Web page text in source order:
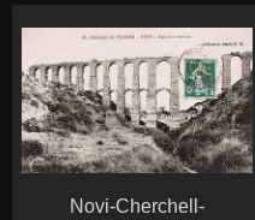
Novi-Cherchell-